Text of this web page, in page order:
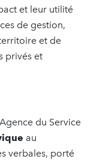
et leur utilité
de gestion,
et de
privés et
du Service
au
verbales, porté